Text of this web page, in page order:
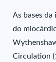
As bases
do
Circulation